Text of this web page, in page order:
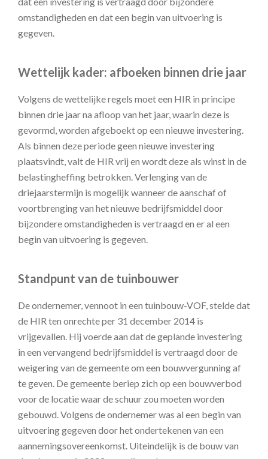
omstandigheden en dat een begin van uitvoering is
gegeven.
Wettelijk kader: afboeken binnen drie jaar
Volgens de wettelijke regels moet een HIR in principe
binnen drie jaar na afloop van het jaar, waarin deze is
gevormd, worden afgeboekt op een nieuwe investering.
Als binnen deze periode geen nieuwe investering
plaatsvindt, valt de HIR vrij en wordt deze als winst in de
belastingheffing betrokken. Verlenging van de
driejaarstermijn is mogelijk wanneer de aanschaf of
voortbrenging van het nieuwe bedrijfsmiddel door
bijzondere omstandigheden is vertraagd en er al een
begin van uitvoering is gegeven.
Standpunt van de tuinbouwer
De ondernemer, vennoot in een tuinbouw-VOF, stelde dat
de HIR ten onrechte per 31 december 2014 is
vrijgevallen. Hij voerde aan dat de geplande investering
in een vervangend bedrijfsmiddel is vertraagd door de
weigering van de gemeente om een bouwvergunning af
te geven. De gemeente beriep zich op een bouwverbod
voor de locatie waar de schuur zou moeten worden
gebouwd. Volgens de ondernemer was al een begin van
uitvoering gegeven door het ondertekenen van een
aannemingsovereenkomst. Uiteindelijk is de bouw van